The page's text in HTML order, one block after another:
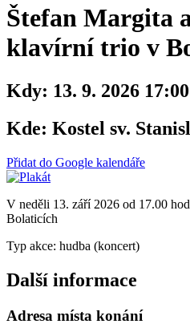
Štefan Margita
klavírní trio v
Kdy: 13. 9. 2026
Kde: Kostel sv.
Přidat do Google kalendáře
V neděli 13. září 2026 od 17.00
Bolaticích
Typ akce: hudba (koncert)
Další informace
Adresa místa konání